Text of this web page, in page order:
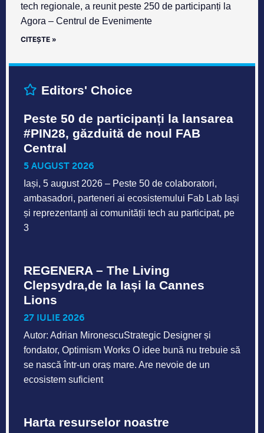
tech regionale, a reunit peste 250 de participanți la
Agora – Centrul de Evenimente
CITEȘTE »
Editors' Choice
Peste 50 de participanți la lansarea
#PIN28, găzduită de noul FAB
Central
5 AUGUST 2026
Iași, 5 august 2026 – Peste 50 de colaboratori,
ambasadori, parteneri ai ecosistemului Fab Lab Iași
și reprezentanți ai comunității tech au participat, pe
3
REGENERA – The Living
Clepsydra,de la Iași la Cannes
Lions
27 IULIE 2026
Autor: Adrian MironescuStrategic Designer și
fondator, Optimism Works O idee bună nu trebuie să
se nască într-un oraș mare. Are nevoie de un
ecosistem suficient
Harta resurselor noastre